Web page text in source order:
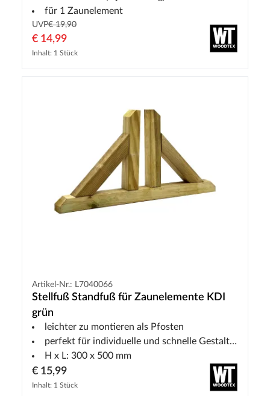
für 1 Zaunelement
UVP€ 19,90
€ 14,99
Inhalt: 1 Stück
Artikel-Nr.: L7040066
Stellfuß Standfuß für Zaunelemente KDI
grün
leichter zu montieren als Pfosten
perfekt für individuelle und schnelle Gestaltung in deinem Garten
H x L: 300 x 500 mm
€ 15,99
Inhalt: 1 Stück